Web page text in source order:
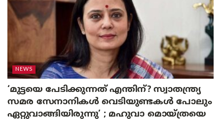
NEWS
‘മുട്ടയെ പേടിക്കുന്നത് എന്തിന്? സ്വാതന്ത്ര്യ
സമര സേനാനികൾ വെടിയുണ്ടകൾ പോലും
ഏറ്റുവാങ്ങിയിരുന്നു’ ; മഹുവാ മൊയ്ത്രയെ